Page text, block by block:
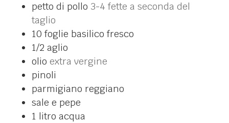
petto di pollo 3-4 fette a seconda del
taglio
10 foglie basilico fresco
1/2 aglio
olio extra vergine
pinoli
parmigiano reggiano
sale e pepe
1 litro acqua